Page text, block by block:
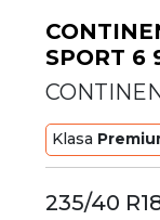
SPORT 6
Klasa
235/40